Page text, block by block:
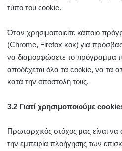
τύπο του cookie.
Όταν χρησιμοποιείτε κάποιο
(Chrome, Firefox κοκ) για
να διαμορφώσετε το πρόγραμμα
αποδέχεται όλα τα cookie, να τα
κατά την αποστολή τους.
3.2 Γιατί χρησιμοποιούμε
Πρωταρχικός στόχος μας είναι
την εμπειρία πλοήγησης των